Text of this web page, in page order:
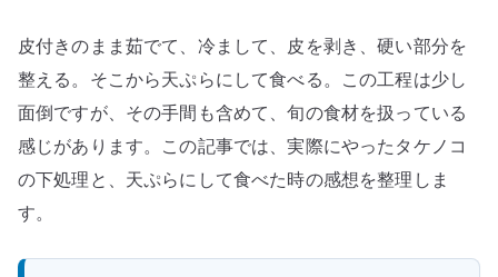
味
う
へ
の
皮付きのまま茹でて、冷まして、皮を剥き、硬い部分を
整える。そこから天ぷらにして食べる。この工程は少し
面倒ですが、その手間も含めて、旬の食材を扱っている
感じがあります。この記事では、実際にやったタケノコ
の下処理と、天ぷらにして食べた時の感想を整理しま
す。